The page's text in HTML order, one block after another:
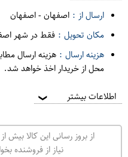
ارسال از : اصفهان-اصفهان
مکان تحویل : فقط در شهر
هزینه ارسال : هزینه ارسال
محل از خریدار اخذ خواهد شد.
اطلاعات بیشتر ❯
از بروز رسانی این کالا
نیاز از فروشنده